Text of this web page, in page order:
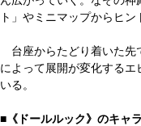
ト」やミニマップからヒ
台座からたどり着いた先
によって展開が変化する
いる。
■《ドールルック》のキャ